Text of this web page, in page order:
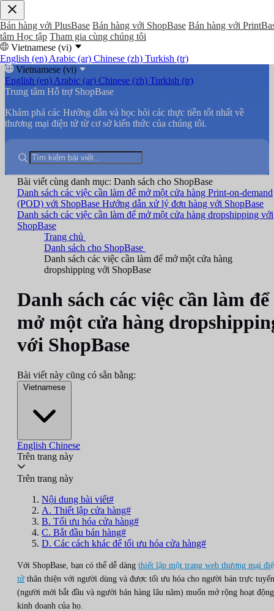
Bán hàng với PlusBase Bán hàng với ShopBase Bán hàng với
tâm Học tập Tham gia cùng chúng tôi
Vietnamese (vi)
English (en) Arabic (ar) Chinese (zh) Turkish (tr)
Vietnamese (vi)
English (en) Arabic (ar) Chinese (zh) Turkish (tr)
Trung tâm Hỗ trợ ShopBase
Khám phá các Hướng dẫn và học hỏi các thực tiễn tốt nhất về
thương mại điện tử từ cơ sở kiến thức của chúng tôi.
Bài viết cùng danh mục: Danh sách cho ShopBase
Danh sách các việc cần làm để mở một cửa hàng Print-on-demand
(POD) với ShopBase Hướng dẫn xử lý đơn hàng với ShopBase
Danh sách các việc cần làm để mở một cửa hàng dropshipping với
ShopBase
Trang chủ
Danh sách cho ShopBase
Danh sách các việc cần làm để mở một cửa hàng
dropshipping với ShopBase
Danh sách các việc cần làm để
mở một cửa hàng
với ShopBase
Bài viết này cũng có sẵn bằng:
Vietnamese
English Chinese
Trên trang này
Trên trang này
Nội dung bài viết#
A. Thiết lập cửa hàng#
B. Tối ưu hóa cửa hàng#
C. Bắt đầu bán hàng#
D. Các cách khác để tối ưu hóa cửa hàng#
Với ShopBase, bạn có thể dễ dàng thiết lập một trang web thương mại
tử thân thiện với người dùng và được tối ưu hóa cho người bán trực tuyến
(người mới bắt đầu và người bán hàng lâu năm) muốn mở rộng hoạt động
kinh doanh của họ.